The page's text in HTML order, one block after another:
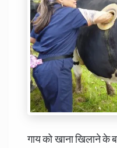
गाय को खाना खिलाने के